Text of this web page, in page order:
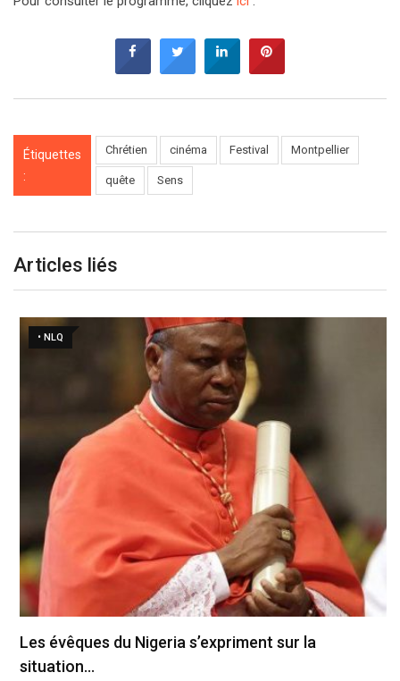
Étiquettes
:
Chrétien cinéma Festival Montpellier
quête Sens
Articles liés
• NLQ
Les évêques du Nigeria s’expriment sur la
situation…